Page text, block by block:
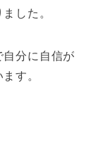
した。
自分に自信が
す。